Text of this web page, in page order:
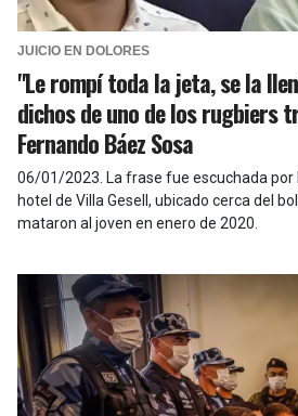
JUICIO EN DOLORES
"Le rompí toda la jeta, se la
dichos de uno de los rugbiers
Fernando Báez Sosa
06/01/2023 La frase fue escuchada
hotel de Villa Gesell, ubicado cerca del
mataron al joven en enero de 2020.